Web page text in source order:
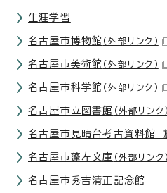
生涯学習
名古屋市博物館 （外部リンク）
名古屋市美術館 （外部リンク）
名古屋市科学館 （外部リンク）
名古屋市立図書館 （外部リンク）
名古屋市見晴台考古資料館
名古屋市蓬左文庫 （外部リンク）
名古屋市秀吉清正記念館